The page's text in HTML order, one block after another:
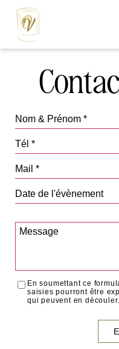
En soumettant ce
saisies pourront être
qui peuvent en découler.